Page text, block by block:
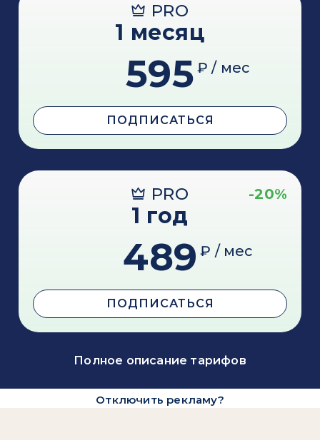
PRO
1 месяц
595 ₽ / мес
ПОДПИСАТЬСЯ
PRO -20%
1 год
489 ₽ / мес
ПОДПИСАТЬСЯ
Полное описание тарифов
Отключить рекламу?